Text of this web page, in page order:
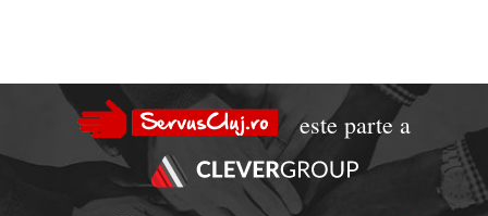
este parte a